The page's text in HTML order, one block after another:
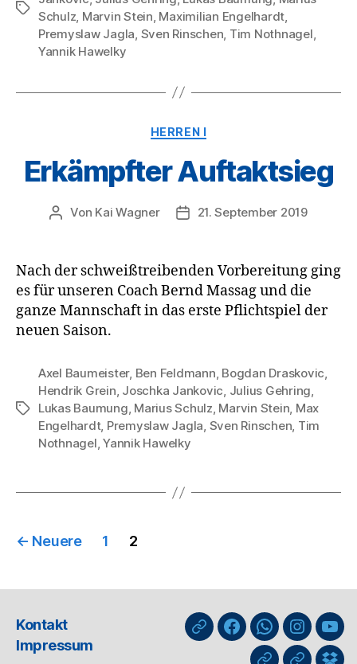
Schlagwörter
Schulz Marvin Stein Maximilian Engelhardt
Premyslaw Jagla Sven Rinschen Tim Nothnagel
Yannik Hawelky
Kategorien
HERREN I
Erkämpfter Auftaktsieg
Beitragsautor
Von Kai Wagner Veröffentlichungsdatum
21. September 2019
Nach der schweißtreibenden Vorbereitung ging
es für unseren Coach Bernd Massag und die
ganze Mannschaft in das erste Pflichtspiel der
neuen Saison.
Schlagwörter
Axel Baumeister, Ben Feldmann, Bogdan Draskovic,
Hendrik Grein, Joschka Jankovic, Julius Gehring,
Lukas Baumung, Marius Schulz, Marvin Stein, Max
Engelhardt, Premyslaw Jagla, Sven Rinschen, Tim
Nothnagel,Yannik Hawelky
Seitennummerierung
Beiträge
← Neuere 1 2
Kontakt
Impressum
nuLigaFacebookWhatsApp-
Kanal